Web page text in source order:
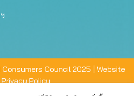
Council 2025 | Website
Privacy Policy